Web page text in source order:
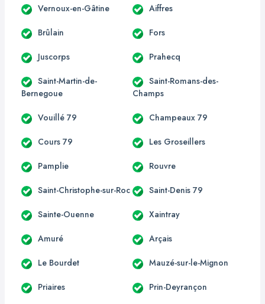
Vernoux-en-Gâtine Aiffres
Brûlain Fors
Juscorps Prahecq
Saint-Martin-de-
Bernegoue
Saint-Romans-des-
Champs
Vouillé 79 Champeaux 79
Cours 79 Les Groseillers
Pamplie Rouvre
Saint-Christophe-sur-Roc Saint-Denis 79
Sainte-Ouenne Xaintray
Amuré Arçais
Le Bourdet Mauzé-sur-le-Mignon
Priaires Prin-Deyrançon